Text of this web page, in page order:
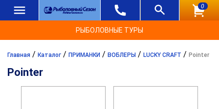
0
РЫБОЛОВНЫЕ ТУРЫ
Главная / Каталог / ПРИМАНКИ / ВОБЛЕРЫ / LUCKY CRAFT / Pointer
Pointer